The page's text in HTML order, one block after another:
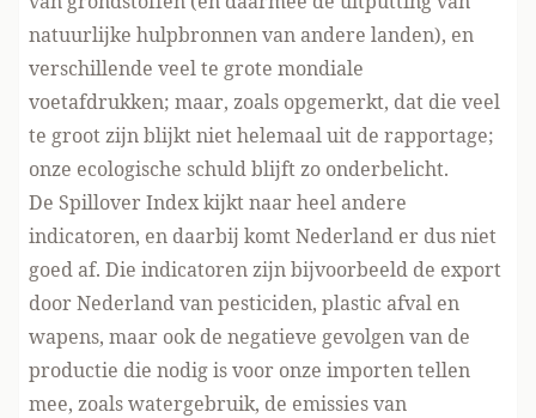
natuurlijke hulpbronnen van andere landen), en
verschillende veel te grote mondiale
voetafdrukken; maar, zoals opgemerkt, dat die veel
te groot zijn blijkt niet helemaal uit de rapportage;
onze ecologische schuld blijft zo onderbelicht.
De Spillover Index kijkt naar heel andere
indicatoren, en daarbij komt Nederland er dus niet
goed af. Die indicatoren zijn bijvoorbeeld de export
door Nederland van pesticiden, plastic afval en
wapens, maar ook de negatieve gevolgen van de
productie die nodig is voor onze importen tellen
mee, zoals watergebruik, de emissies van